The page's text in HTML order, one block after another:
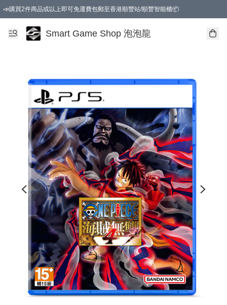
📣購買2件商品或以上即可免運費包郵至香港順豐站/順豐智能櫃📦
Smart Game Shop 泡泡龍